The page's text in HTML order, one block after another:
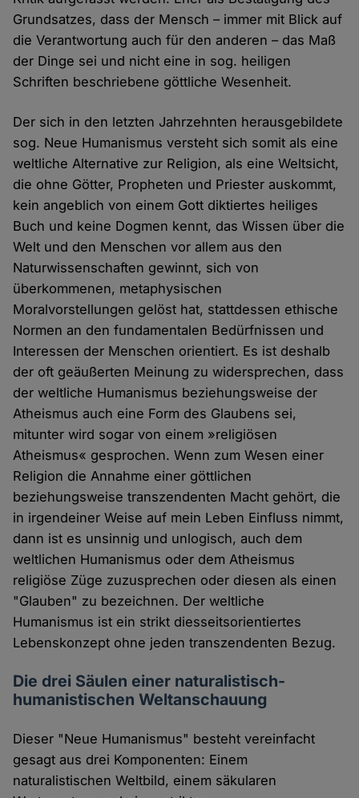
Grundsatzes, dass der Mensch – immer mit Blick auf
die Verantwortung auch für den anderen – das Maß
der Dinge sei und nicht eine in sog. heiligen
Schriften beschriebene göttliche Wesenheit.
Der sich in den letzten Jahrzehnten herausgebildete
sog. Neue Humanismus versteht sich somit als eine
weltliche Alternative zur Religion, als eine Weltsicht,
die ohne Götter, Propheten und Priester auskommt,
kein angeblich von einem Gott diktiertes heiliges
Buch und keine Dogmen kennt, das Wissen über die
Welt und den Menschen vor allem aus den
Naturwissenschaften gewinnt, sich von
überkommenen, metaphysischen
Moralvorstellungen gelöst hat, stattdessen ethische
Normen an den fundamentalen Bedürfnissen und
Interessen der Menschen orientiert. Es ist deshalb
der oft geäußerten Meinung zu widersprechen, dass
der weltliche Humanismus beziehungsweise der
Atheismus auch eine Form des Glaubens sei,
mitunter wird sogar von einem »religiösen
Atheismus« gesprochen. Wenn zum Wesen einer
Religion die Annahme einer göttlichen
beziehungsweise transzendenten Macht gehört, die
in irgendeiner Weise auf mein Leben Einfluss nimmt,
dann ist es unsinnig und unlogisch, auch dem
weltlichen Humanismus oder dem Atheismus
religiöse Züge zuzusprechen oder diesen als einen
"Glauben" zu bezeichnen. Der weltliche
Humanismus ist ein strikt diesseitsorientiertes
Lebenskonzept ohne jeden transzendenten Bezug.
Die drei Säulen einer naturalistisch-
humanistischen Weltanschauung
Dieser "Neue Humanismus" besteht vereinfacht
gesagt aus drei Komponenten: Einem
naturalistischen Weltbild, einem säkularen